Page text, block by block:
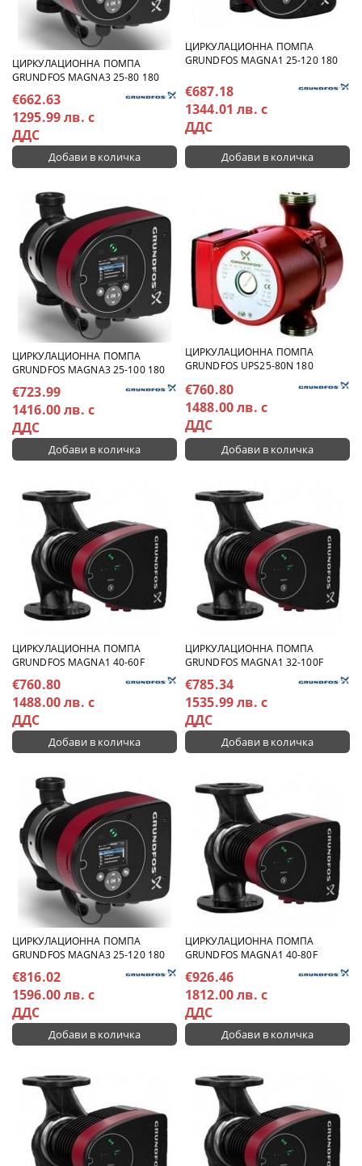
ЦИРКУЛАЦИОННА ПОМПА
GRUNDFOS MAGNA3 25-80 180
€662.63
1295.99 лв. с
ДДС
ЦИРКУЛАЦИОННА ПОМПА
GRUNDFOS MAGNA1 25-120 180
€687.18
1344.01 лв. с
ДДС
ЦИРКУЛАЦИОННА ПОМПА
GRUNDFOS MAGNA3 25-100 180
€723.99
1416.00 лв. с
ДДС
ЦИРКУЛАЦИОННА ПОМПА
GRUNDFOS UPS25-80N 180
€760.80
1488.00 лв. с
ДДС
ЦИРКУЛАЦИОННА ПОМПА
GRUNDFOS MAGNA1 40-60F
€760.80
1488.00 лв. с
ДДС
ЦИРКУЛАЦИОННА ПОМПА
GRUNDFOS MAGNA1 32-100F
€785.34
1535.99 лв. с
ДДС
ЦИРКУЛАЦИОННА ПОМПА
GRUNDFOS MAGNA3 25-120 180
€816.02
1596.00 лв. с
ДДС
ЦИРКУЛАЦИОННА ПОМПА
GRUNDFOS MAGNA1 40-80F
€926.46
1812.00 лв. с
ДДС